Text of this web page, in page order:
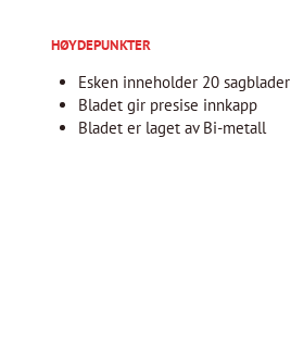
HØYDEPUNKTER
Esken inneholder 20 sagblader
Bladet gir presise innkapp
Bladet er laget av Bi-metall